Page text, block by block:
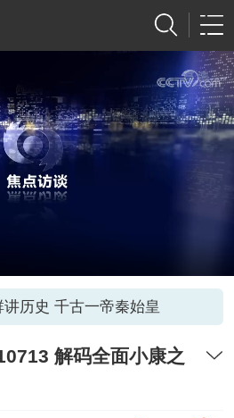
讲历史 千古一帝秦始皇
解码全面小康之